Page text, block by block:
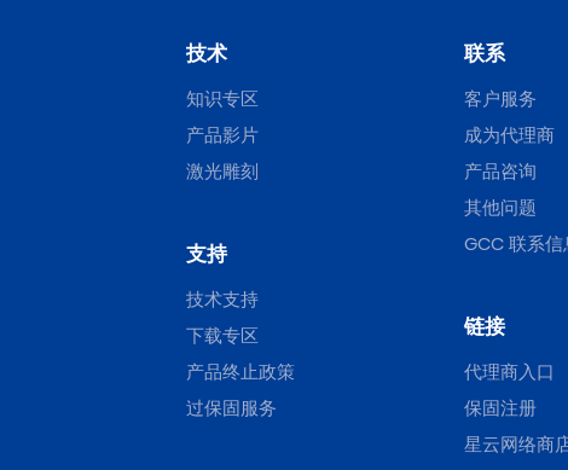
技术
知识专区
产品影片
激光雕刻
支持
技术支持
下载专区
产品终止政策
过保固服务
联系
客户服务
成为代理商
产品咨询
其他问题
GCC 联系信
链接
代理商入口
保固注册
星云网络商